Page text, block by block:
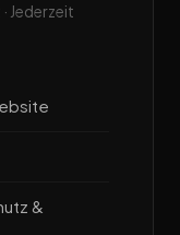
Jederzeit
&